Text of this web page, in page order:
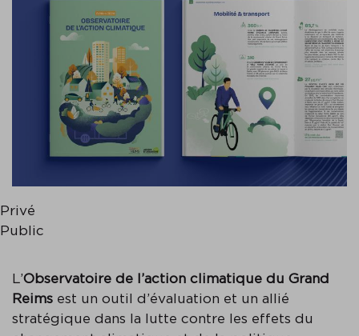
Privé
Public
L’Observatoire de l’action climatique du Grand
Reims est un outil d’évaluation et un allié
stratégique dans la lutte contre les effets du